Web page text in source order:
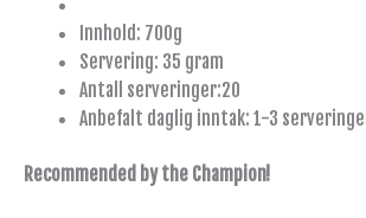
Innhold: 700g
Servering: 35 gram
Antall serveringer:20
Anbefalt daglig inntak: 1-3
Recommended by the Champion!